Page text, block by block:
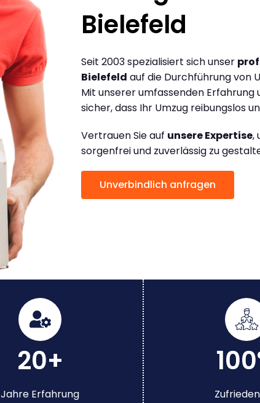
Bielefeld
Seit 2003 spezialisiert sich unser
Bielefeld auf die Durchführung von
Mit unserer umfassenden
sicher, dass Ihr Umzug reibungslos
Vertrauen Sie auf unsere Expertise,
sorgenfrei und zuverlässig zu
Unverbindlich anfragen
20+
Jahre Erfahrung